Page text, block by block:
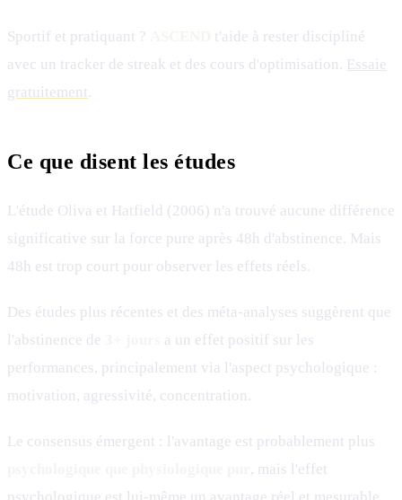
Sportif et pratiquant ?
t'aide à rester discipliné
avec un tracker de streak et des cours d'optimisation. Essaie
gratuitement.
Ce que disent les études
L'étude Oliva et Hatfield (2006) n'a trouvé aucune différence
significative sur la force pure après 48h d'abstinence. Mais
48h est trop court pour observer les effets réels.
Des études plus récentes et des méta-analyses suggèrent que
l'abstinence de
a un effet positif sur les
performances, principalement via l'aspect psychologique :
motivation, agressivité, concentration.
Le consensus émergent : l'avantage est probablement plus
, mais l'effet